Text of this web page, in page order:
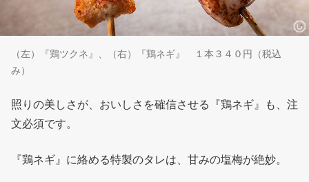
（左）『鶏ツクネ』、（右）『鶏ネギ』 １本３４０円（税込
み）
照りの美しさが、おいしさを確信させる『鶏ネギ』も、注
文必須です。
『鶏ネギ』に絡める特製のタレは、甘みの塩梅が絶妙。